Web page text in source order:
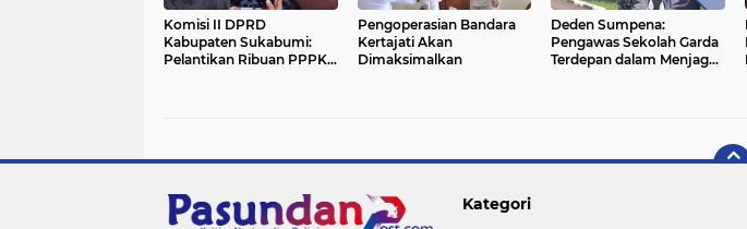
Komisi II DPRD
Kabupaten Sukabumi:
Pelantikan Ribuan PPPK
Pengoperasian Bandara
Kertajati Akan
Dimaksimalkan
Deden Sumpena:
Pengawas Sekolah Garda
Terdepan dalam Menjaga
Kategori